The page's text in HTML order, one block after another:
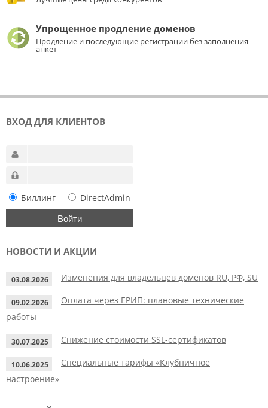
Упрощенное продление доменов
Продление и последующие регистрации без заполнения
анкет
ВХОД ДЛЯ КЛИЕНТОВ
Биллинг DirectAdmin
НОВОСТИ И АКЦИИ
03.08.2026 Изменения для владельцев доменов RU, РФ, SU
09.02.2026
Оплата через ЕРИП: плановые технические
работы
30.07.2025 Снижение стоимости SSL-сертификатов
10.06.2025
Специальные тарифы «Клубничное
настроение»